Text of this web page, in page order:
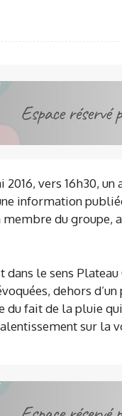
2016, vers 16h30,
information
membre du
dans le sens
dehors
du fait de la pluie
sur la